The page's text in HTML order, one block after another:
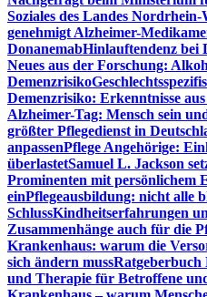
Soziales des Landes Nordrhein-
genehmigt Alzheimer-
DonanemabHinlauftendenz bei
Neues aus der Forschung:
Demenzrisiko
Demenzrisiko: Erkenntnisse
Alzheimer-Tag: Mensch sein
größter Pflegedienst in
anpassenPflege Angehörige:
überlastetSamuel L. Jackson
Prominenten mit persönlichem
einPflegeausbildung: nicht alle
SchlussKindheitserfahrungen
Zusammenhänge auch für die
Krankenhaus: warum die
sich ändern mussRatgeberbuch
und Therapie für Betroffene